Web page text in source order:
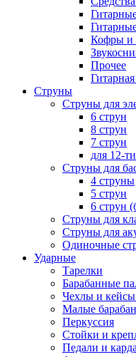
Кофры и
Прочее
Струны
Струны для
6 струн
8 струн
7 струн
для 12-
Струны для
4 струны
5 струн
6 струн
Струны для
Струны для
Одиночные
Ударные
Тарелки
Барабанные
Чехлы и
Малые
Перкуссия
Стойки и
Педали и